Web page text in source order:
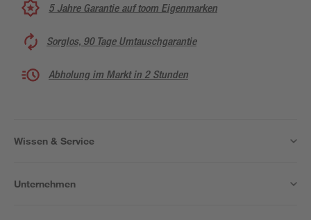
5 Jahre Garantie auf toom Eigenmarken
Sorglos, 90 Tage Umtauschgarantie
Abholung im Markt in 2 Stunden
Wissen & Service
Unternehmen